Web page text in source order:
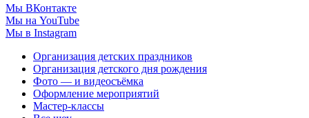
Мы ВКонтакте
Мы на YouTube
Мы в Instagram
Организация детских праздников
Организация детского дня рождения
Фото — и видеосъёмка
Оформление мероприятий
Мастер-классы